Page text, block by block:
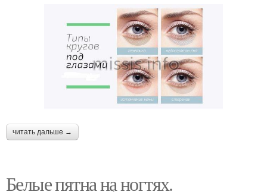
читать дальше →
Белые пятна на ногтях.